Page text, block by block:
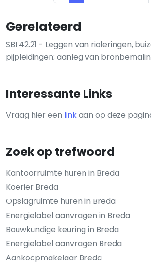
Gerelateerd
SBI 42.21 - Leggen van rioleringen,
pijpleidingen; aanleg van
Interessante Links
Vraag hier een linkaan op deze
Zoek op trefwoord
Kantoorruimte huren in Breda
Koerier Breda
Opslagruimte huren in Breda
Energielabel aanvragen in Breda
Bouwkundige keuring in Breda
Energielabel aanvragen Breda
Aankoopmakelaar Breda